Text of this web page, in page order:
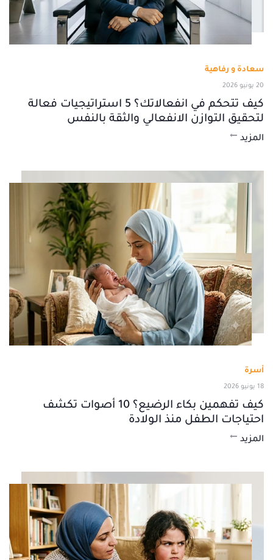
سعادة و رفاهية
20 يونيو 2026
كيف تتحكم في انفعالاتك؟ 5 استراتيجيات فعالة
لتحقيق التوازن الانفعالي والثقة بالنفس
المزيد
أسرة
18 يونيو 2026
كيف تفهمين بكاء الرضيع؟ 10 أصوات تكشف
احتياجات الطفل منذ الولادة
المزيد